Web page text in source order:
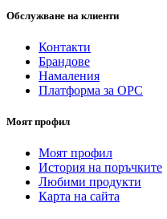
Обслужване на клиенти
Контакти
Брандове
Намаления
Платформа за ОРС
Моят профил
Моят профил
История на поръчките
Любими продукти
Карта на сайта